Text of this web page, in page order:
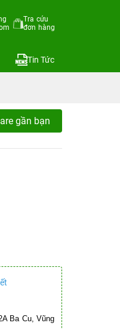
Tra cứu
đơn hàng
Tin Tức
gần bạn
Ba Cu, Vũng